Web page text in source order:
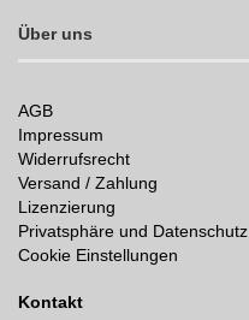
Über uns
AGB
Impressum
Widerrufsrecht
Versand / Zahlung
Lizenzierung
Privatsphäre und Datenschutz
Cookie Einstellungen
Kontakt